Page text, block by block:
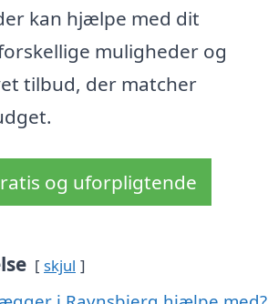
kan hjælpe med dit
muligheder og
tilbud, der matcher
og uforpligtende
skjul